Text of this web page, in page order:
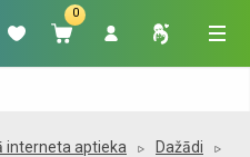
0
interneta aptieka
Dažādi